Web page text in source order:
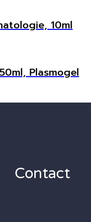
10ml
Plasmogel
Contact